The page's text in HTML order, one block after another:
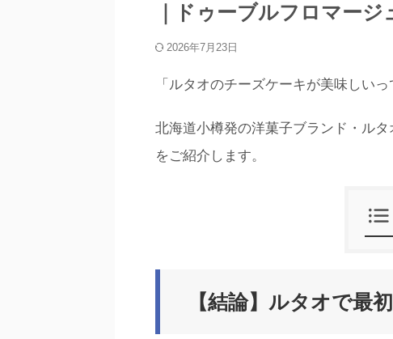
｜ドゥーブルフロマージ
2026年7月23日
「ルタオのチーズケーキが美味しい
北海道小樽発の洋菓子ブランド・ルタ
をご紹介します。
【結論】ルタオで最